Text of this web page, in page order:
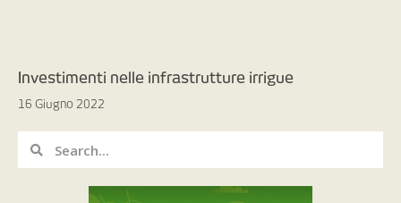
Investimenti nelle infrastrutture irrigue
16 Giugno 2022